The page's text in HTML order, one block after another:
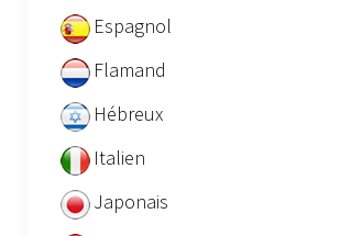
Espagnol
Flamand
Hébreux
Italien
Japonais